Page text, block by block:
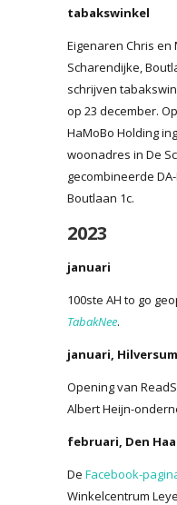
tabakswinkel
Eigenaren Chris en
Scharendijke,
schrijven
op 23 december.
HaMoBo Holding
woonadres in De
gecombineerde
Boutlaan 1c.
2023
januari
100ste AH to go
TabakNee.
januari,
Opening van
Albert Heijn-
februari, Den
De Facebook-
Winkelcentrum